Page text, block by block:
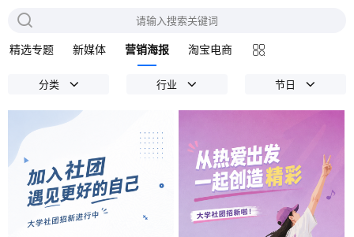
精选专题 新媒体 营销海报 淘宝电商
分类 行业 节日